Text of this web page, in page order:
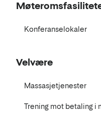
Konferanselokaler
Velvære
Massasjetjenester
Trening mot betaling i